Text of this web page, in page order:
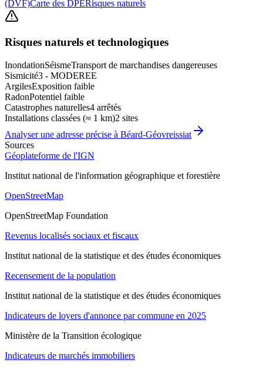
(DVF)Carte des DPERisques naturels
Risques naturels et technologiques
InondationSéismeTransport de marchandises dangereuses
Sismicité3 - MODEREE
ArgilesExposition faible
RadonPotentiel faible
Catastrophes naturelles4 arrêtés
Installations classées (≈ 1 km)2 sites
Analyser une adresse précise à Béard-Géovreissiat
Sources
Géoplateforme de l'IGN
Institut national de l'information géographique et forestière
OpenStreetMap
OpenStreetMap Foundation
Revenus localisés sociaux et fiscaux
Institut national de la statistique et des études économiques
Recensement de la population
Institut national de la statistique et des études économiques
Indicateurs de loyers d'annonce par commune en 2025
Ministère de la Transition écologique
Indicateurs de marchés immobiliers